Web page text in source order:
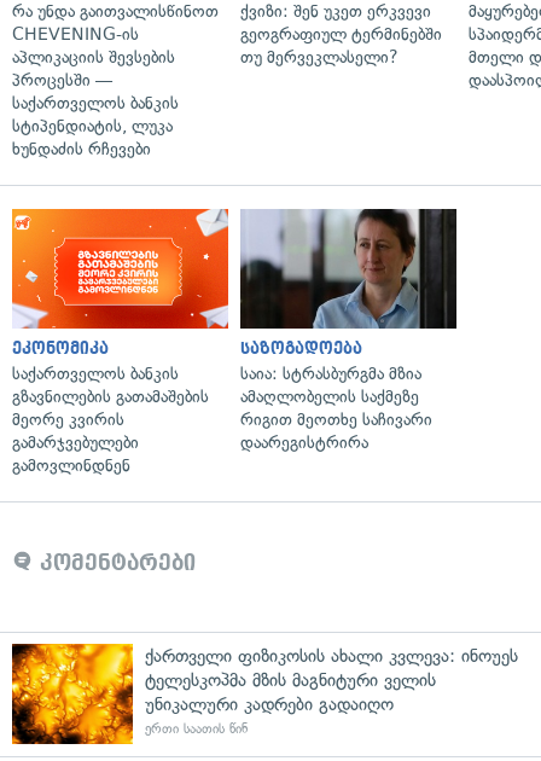
რა უნდა გაითვალისწინოთ
CHEVENING-ის
აპლიკაციის შევსების
პროცესში —
საქართველოს ბანკის
სტიპენდიატის, ლუკა
ხუნდაძის რჩევები
ქვიზი: შენ უკეთ ერკვევი
გეოგრაფიულ ტერმინებში
თუ მერვეკლასელი?
მთელი
ეკონომიკა
საქართველოს ბანკის
გზავნილების გათამაშების
მეორე კვირის
გამარჯვებულები
გამოვლინდნენ
საზოგადოება
საია: სტრასბურგმა მზია
ამაღლობელის საქმეზე
რიგით მეოთხე საჩივარი
დაარეგისტრირა
კომენტარები
ქართველი ფიზიკოსის ახალი კვლევა: ინოუეს
ტელესკოპმა მზის მაგნიტური ველის
უნიკალური კადრები გადაიღო
ერთი საათის წინ